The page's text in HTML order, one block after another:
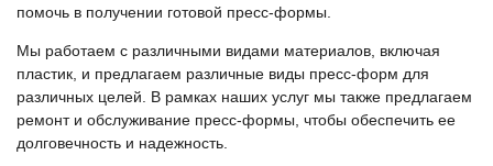
помочь в получении готовой пресс-формы.
Мы работаем с различными видами материалов, включая
пластик, и предлагаем различные виды пресс-форм для
различных целей. В рамках наших услуг мы также предлагаем
ремонт и обслуживание пресс-формы, чтобы обеспечить ее
долговечность и надежность.